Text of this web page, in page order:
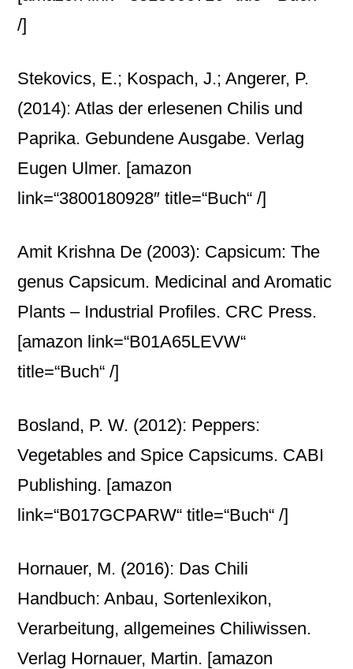
/]
Stekovics, E.; Kospach, J.; Angerer, P.
(2014): Atlas der erlesenen Chilis und
Paprika. Gebundene Ausgabe. Verlag
Eugen Ulmer. [amazon
link=“3800180928″ title=“Buch“ /]
Amit Krishna De (2003): Capsicum: The
genus Capsicum. Medicinal and Aromatic
Plants – Industrial Profiles. CRC Press.
[amazon link=“B01A65LEVW“
title=“Buch“ /]
Bosland, P. W. (2012): Peppers:
Vegetables and Spice Capsicums. CABI
Publishing. [amazon
link=“B017GCPARW“ title=“Buch“ /]
Hornauer, M. (2016): Das Chili
Handbuch: Anbau, Sortenlexikon,
Verarbeitung, allgemeines Chiliwissen.
Verlag Hornauer, Martin. [amazon